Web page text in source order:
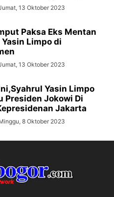
13 Oktober 2023
Paksa Eks Mentan
Limpo di
13 Oktober 2023
Yasin Limpo
Presiden Jokowi Di
Jakarta
8 Oktober 2023